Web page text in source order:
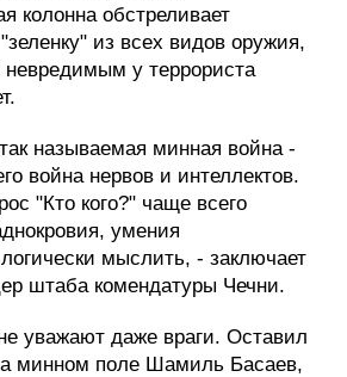
колонна обстреливает
из всех видов оружия,
у террориста
называемая минная война -
война нервов и интеллектов.
"Кто кого?" чаще всего
умения
мыслить, - заключает
штаба комендатуры Чечни.
уважают даже враги. Оставил
минном поле Шамиль Басаев,